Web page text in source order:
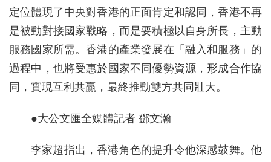
定位體現了中央對香港的正面肯定和認同，香港不再
是被動對接國家戰略，而是要積極以自身所長，主動
服務國家所需。香港的產業發展在「融入和服務」的
過程中，也將受惠於國家不同優勢資源，形成合作協
同，實現互利共贏，最終推動雙方共同壯大。
●大公文匯全媒體記者 鄧文瀚
李家超指出，香港角色的提升令他深感鼓舞。他